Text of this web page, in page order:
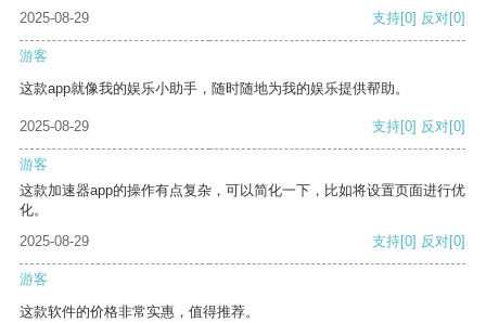
2025-08-29 支持[0] 反对[0]
游客
这款app就像我的娱乐小助手，随时随地为我的娱乐提供帮助。
2025-08-29 支持[0] 反对[0]
游客
这款加速器app的操作有点复杂，可以简化一下，比如将设置页面进行优
化。
2025-08-29
支持[0] 反对[0]
游客
这款软件的价格非常实惠，值得推荐。